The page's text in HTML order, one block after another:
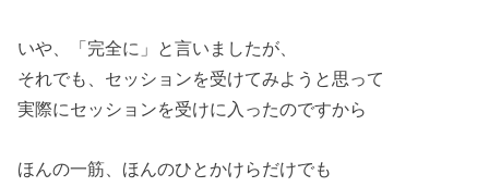
いや、「完全に」と言いましたが、
それでも、セッションを受けてみようと思って
実際にセッションを受けに入ったのですから
ほんの一筋、ほんのひとかけらだけでも